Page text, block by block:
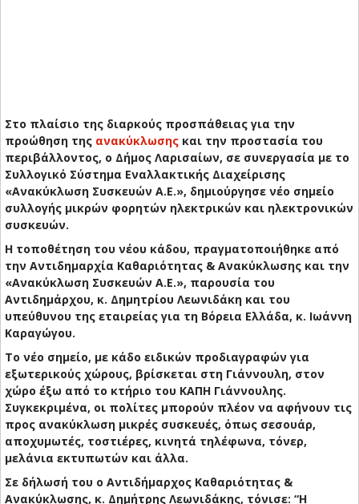
Στο πλαίσιο της διαρκούς προσπάθειας για την
προώθηση της ανακύκλωσης και την προστασία του
περιβάλλοντος, ο Δήμος Λαρισαίων, σε συνεργασία με το
Συλλογικό Σύστημα Εναλλακτικής Διαχείρισης
«Ανακύκλωση Συσκευών Α.Ε.», δημιούργησε νέο σημείο
συλλογής μικρών φορητών ηλεκτρικών και ηλεκτρονικών
συσκευών.
Η τοποθέτηση του νέου κάδου, πραγματοποιήθηκε από
την Αντιδημαρχία Καθαριότητας & Ανακύκλωσης και την
«Ανακύκλωση Συσκευών Α.Ε.», παρουσία του
Αντιδημάρχου, κ. Δημητρίου Λεωνιδάκη και του
υπεύθυνου της εταιρείας για τη Βόρεια Ελλάδα, κ. Ιωάννη
Καραγώγου.
Το νέο σημείο, με κάδο ειδικών προδιαγραφών για
εξωτερικούς χώρους, βρίσκεται στη Γιάννουλη, στον
χώρο έξω από το κτήριο του ΚΑΠΗ Γιάννουλης.
Συγκεκριμένα, οι πολίτες μπορούν πλέον να αφήνουν τις
προς ανακύκλωση μικρές συσκευές, όπως σεσουάρ,
αποχυμωτές, τοστιέρες, κινητά τηλέφωνα, τόνερ,
μελάνια εκτυπωτών και άλλα.
Σε δήλωσή του ο Αντιδήμαρχος Καθαριότητας &
Ανακύκλωσης, κ. Δημήτρης Λεωνιδάκης, τόνισε: “Η